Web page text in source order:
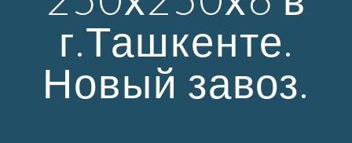
г.Ташкенте.
Новый завоз.